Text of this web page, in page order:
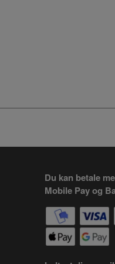
Du kan betale
Mobile Pay og